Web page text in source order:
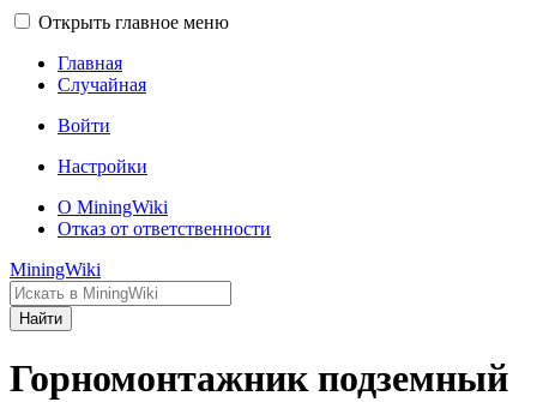
Открыть главное меню
Главная
Случайная
Войти
Настройки
О MiningWiki
Отказ от ответственности
MiningWiki
Найти
Горномонтажник подземный